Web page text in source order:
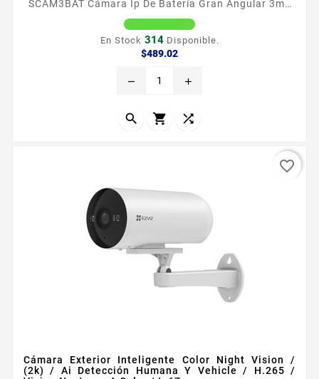
SCAM3BAT Cámara Ip De Bateria Gran Angular 3mp
Ip65 Exterior Con Protección Estadist
Caracteriacutesticas Destacadas
3MP 2304 x 1296 Visualizacioacuten nocturna 8 mts
eco Soporta deteccioacuten de movimiento PIR
Soporta...
En Stock 314Disponible.
$489.02Precio
remove add
  
Cámara Exterior Inteligente Color Night Vision /
(2k) / Ai Detección Humana Y Vehicle / H.265 /
favorite_border